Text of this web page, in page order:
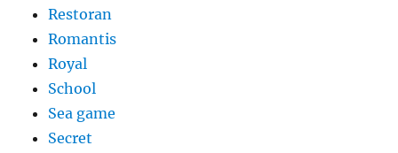
Restoran
Romantis
Royal
School
Sea game
Secret